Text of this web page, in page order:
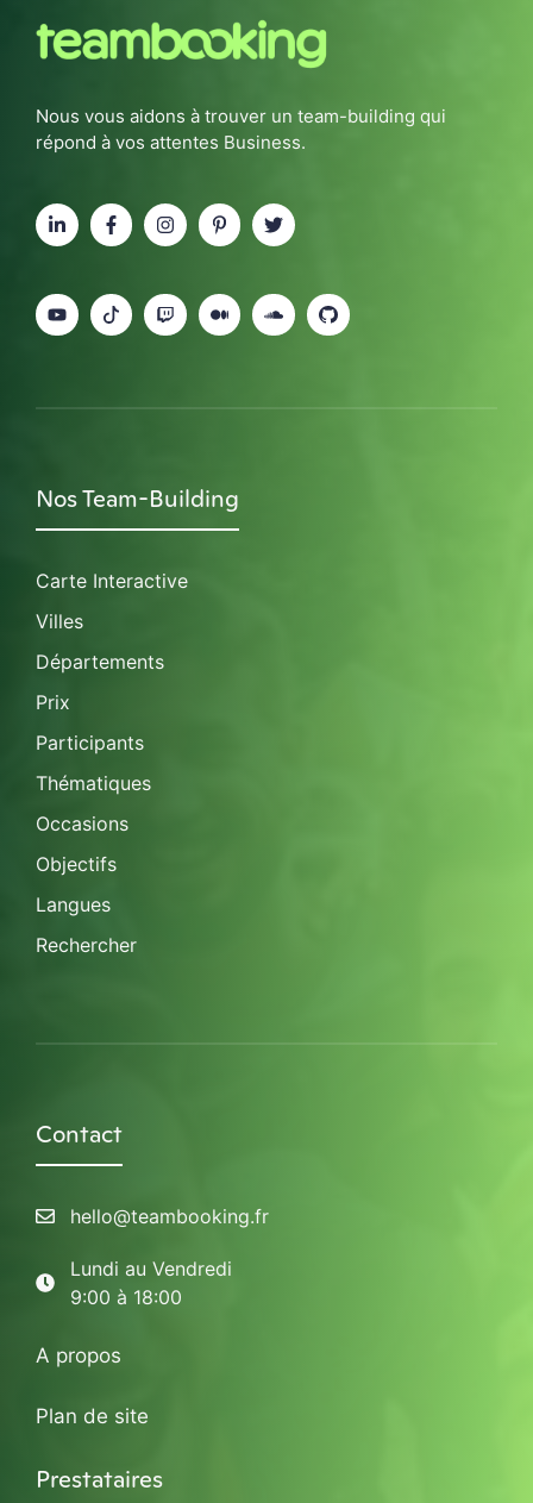
Nous vous aidons à trouver un team-building qui
répond à vos attentes Business.
Nos Team-Building
Carte Interactive
Villes
Départements
Prix
Participants
Thématiques
Occasions
Objectifs
Langues
Rechercher
Contact
hello@teambooking.fr
Lundi au Vendredi
9:00 à 18:00
A propos
Plan de site
Prestataires